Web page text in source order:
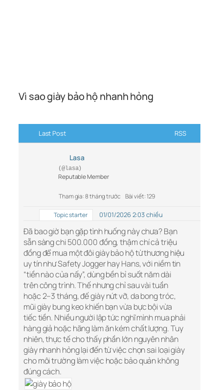
Vì sao giày bảo hộ nhanh hỏng
Last Post RSS
Lasa
(@lasa)
Reputable Member
Tham gia: 8 tháng trước Bài viết: 129
Topic starter 01/01/2026 2:03 chiều
Đã bao giờ bạn gặp tình huống này chưa? Bạn
sẵn sàng chi 500.000 đồng, thậm chí cả triệu
đồng để mua một đôi giày bảo hộ từ thương hiệu
uy tín như Safety Jogger hay Hans, với niềm tin
“tiền nào của nấy”, dùng bền bỉ suốt năm dài
trên công trình. Thế nhưng chỉ sau vài tuần
hoặc 2–3 tháng, đế giày nứt vỡ, da bong tróc,
mũi giày bung keo khiến bạn vừa bực bội vừa
tiếc tiền. Nhiều người lập tức nghĩ mình mua phải
hàng giả hoặc hãng làm ăn kém chất lượng. Tuy
nhiên, thực tế cho thấy phần lớn nguyên nhân
giày nhanh hỏng lại đến từ việc chọn sai loại giày
cho môi trường làm việc hoặc bảo quản không
đúng cách.